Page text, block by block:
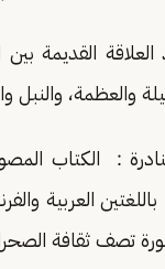
القديمة بين
والعظمة، والنبل
: الكتاب
تاريخ نشره إلى عام 1821